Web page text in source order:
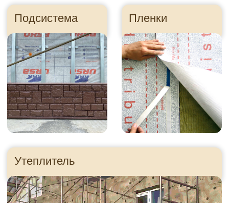
Ошибка в расчете
может стоить
десятки тысяч
рублей
Правильно посчитайте
сайдинг, чтобы
сэкономить
Как это?
Приезжайте в гости!